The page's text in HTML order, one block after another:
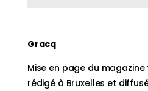
Gracq
Mise en page du magazine
rédigé à Bruxelles et